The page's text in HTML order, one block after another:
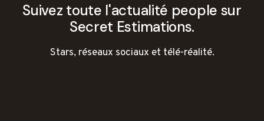
Suivez toute l'actualité people sur
Secret Estimations.
Stars, réseaux sociaux et télé-réalité.